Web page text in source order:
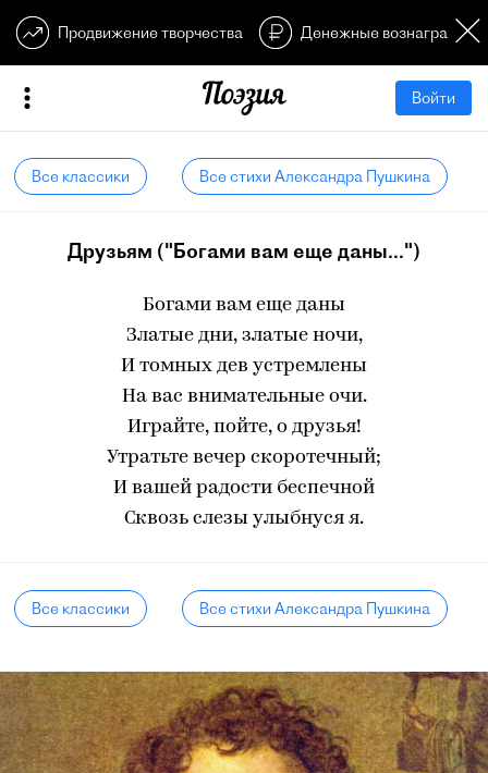
Продвижение творчества Денежные
Войти
Все классики Все стихи Александра Пушкина
Друзьям ("Богами вам еще даны...")
Богами вам еще даны
Златые дни, златые ночи,
И томных дев устремлены
На вас внимательные очи.
Играйте, пойте, о друзья!
Утратьте вечер скоротечный;
И вашей радости беспечной
Сквозь слезы улыбнуся я.
Все классики Все стихи Александра Пушкина